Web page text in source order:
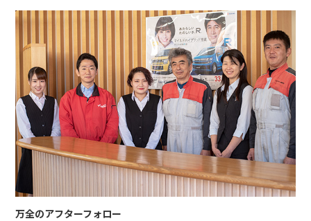
万全のアフターフォロー